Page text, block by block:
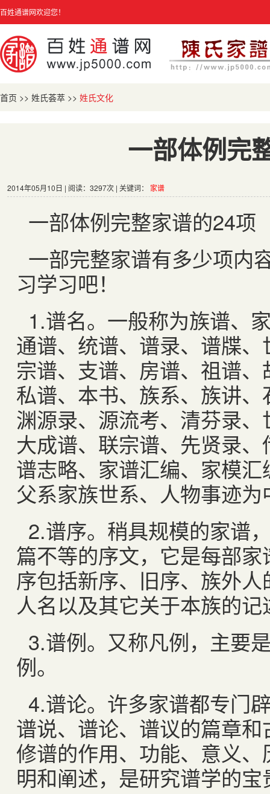
百姓通谱网欢迎您！
首页 >> 姓氏荟萃 >> 姓氏文化
一部体例完
2014年05月10日 | 阅读：3297次 | 关键词： 家谱
一部体例完整家谱的24项
一部完整家谱有多少项内
习学习吧！
1.谱名。一般称为族谱、
通谱、统谱、谱录、谱牒
宗谱、支谱、房谱、祖谱
私谱、本书、族系、族讲
渊源录、源流考、清芬录
大成谱、联宗谱、先贤录
谱志略、家谱汇编、家模
父系家族世系、人物事迹
2.谱序。稍具规模的家谱
篇不等的序文，它是每部
序包括新序、旧序、族外
人名以及其它关于本族的记
3.谱例。又称凡例，主要
例。
4.谱论。许多家谱都专门
谱说、谱论、谱议的篇章
修谱的作用、功能、意义
明和阐述，是研究谱学的宝